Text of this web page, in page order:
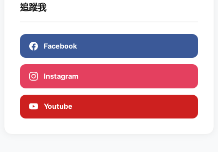
追蹤我
Facebook
Instagram
Youtube